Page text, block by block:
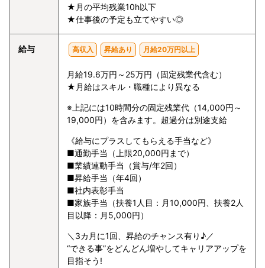
★月の平均残業10h以下
★仕事後の予定も立てやすい◎
給与 高収入 昇給あり 月給20万円以上
月給19.6万円～25万円（固定残業代含む）
★月給はスキル・職種により異なる
※上記には10時間分の固定残業代（14,000円～
19,000円）を含みます。超過分は別途支給
《給与にプラスしてもらえる手当など》
■通勤手当（上限20,000円まで）
■業績連動手当（賞与/年2回）
■昇給手当（年4回）
■社内表彰手当
■家族手当（扶養1人目：月10,000円、扶養2人
目以降：月5,000円）
＼3カ月に1回、昇給のチャンス有り♪／
“できる事”をどんどん増やしてキャリアアップを
目指そう!